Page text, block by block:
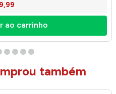
,99
ao carrinho
também